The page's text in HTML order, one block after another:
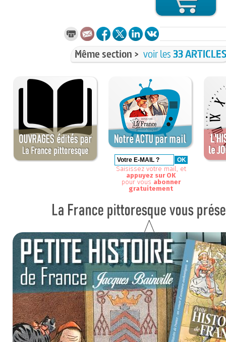
Même section > voir les33
Saisissez votre mail, et
appuyez sur OK
pour vous abonner
gratuitement